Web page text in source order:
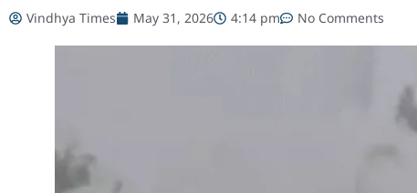
Vindhya Times May 31, 2026 4:14 pm No Comments